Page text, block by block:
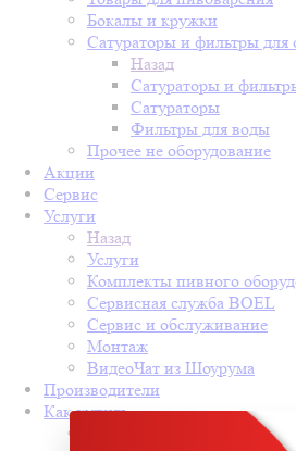
Бокалы и кружки
Сатураторы и фильтры для
Назад
Сатураторы и
Сатураторы
Фильтры для воды
Прочее не оборудование
Акции
Сервис
Услуги
Назад
Услуги
Комплекты пивного
Сервисная служба BOEL
Сервис и обслуживание
Монтаж
ВидеоЧат из Шоурума
Производители
Как купить